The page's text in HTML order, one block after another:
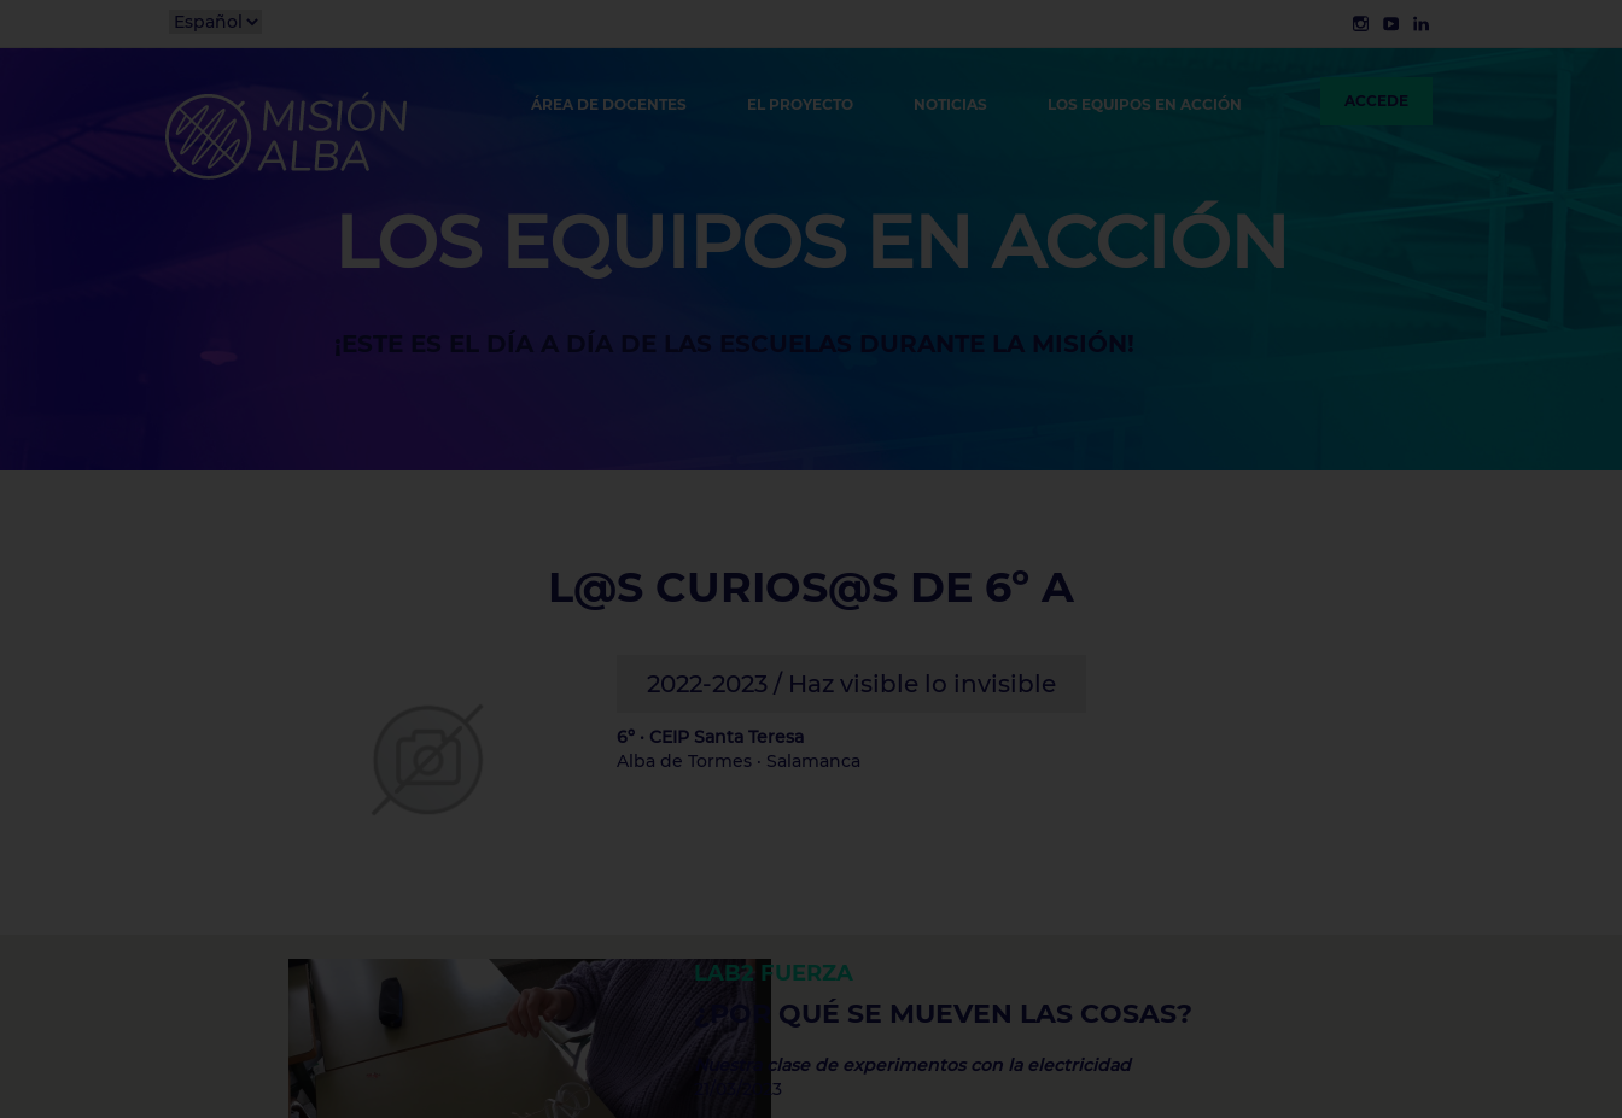
ACCEDE
LOS EQUIPOS EN ACCIÓN
NOTICIAS
EL PROYECTO
ÁREA DE DOCENTES
LOS EQUIPOS EN ACCIÓN
¡ESTE ES EL DÍA A DÍA DE LAS ESCUELAS DURANTE LA MISIÓN!
L@S CURIOS@S DE 6º A
2022-2023 / Haz visible lo invisible
6º · CEIP Santa Teresa
Alba de Tormes · Salamanca
LAB2 FUERZA
¿POR QUÉ SE MUEVEN LAS COSAS?
Nuestra clase de experimentos con la electricidad
21/03/2023